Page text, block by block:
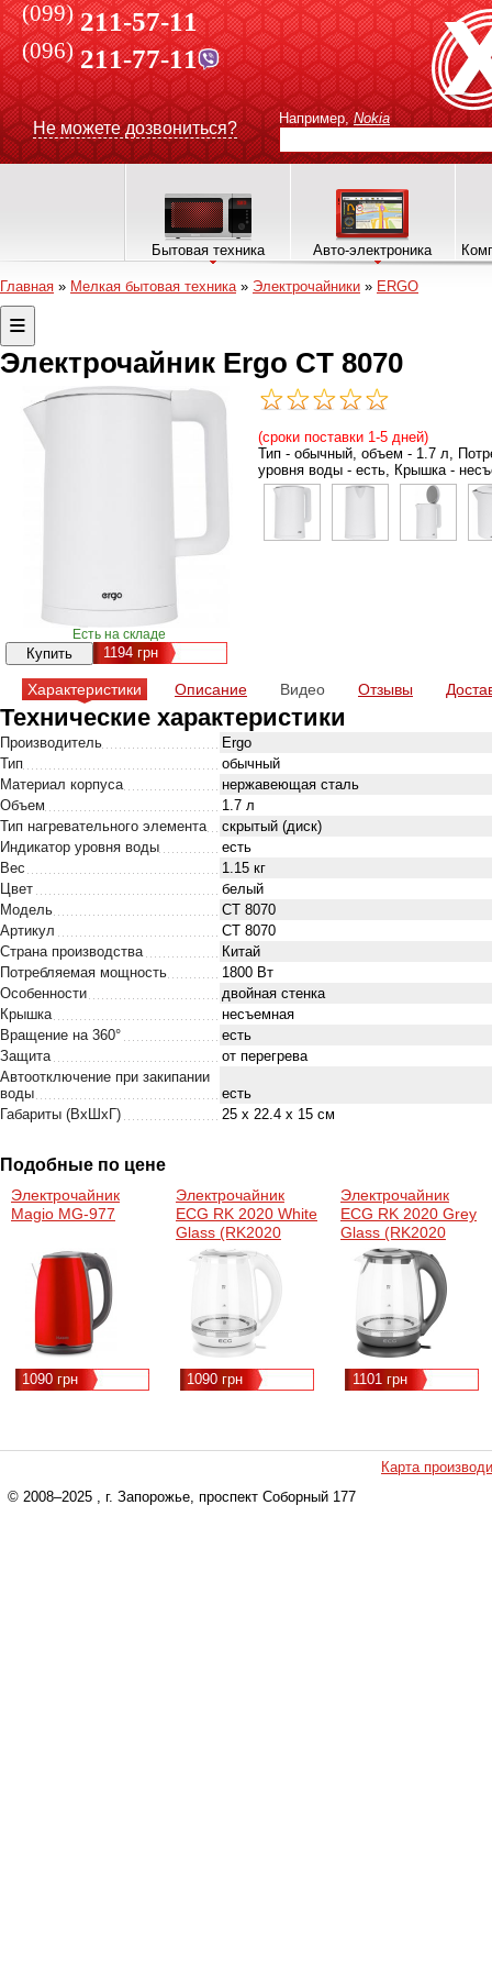
(099) 211-57-11
(096)211-77-11
Не можете дозвониться?
Например, Nokia
Бытовая техника Авто-электроника
Главная » Мелкая бытовая техника» Электрочайники » ERGO
Электрочайник Ergo CT 8070
Есть на складе
1194грн
(сроки поставки 1-5 дней)
Тип - обычный, объем - 1.7 л,
уровня воды - есть, Крышка -
Характеристики Описание Видео Отзывы
Технические характеристики
Производитель
Ergo
Тип
обычный
Материал корпуса
нержавеющая сталь
Объем
1.7 л
Тип нагревательного элемента
скрытый (диск)
Индикатор уровня воды
есть
Вес
1.15 кг
Цвет
белый
Модель
CT 8070
Артикул
CT 8070
Страна производства
Китай
Потребляемая мощность
1800 Вт
Особенности
двойная стенка
Крышка
несъемная
Вращение на 360°
есть
Защита
от перегрева
Автоотключение при закипании
воды
есть
Габариты (ВхШхГ)
25 х 22.4 х 15 см
Подобные по цене
Электрочайник
Magio MG-977
1090 грн
Электрочайник
ECG RK 2020 White
Glass (RK2020
White Glass)
1090 грн
Электрочайник
ECG RK 2020 Grey
Glass (RK2020
Grey Glass)
1101 грн
Карта
© 2008–2025 , г. Запорожье, проспект Соборный 177